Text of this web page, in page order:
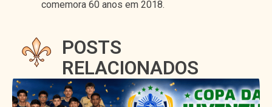
comemora 60 anos em 2018.
POSTS
RELACIONADOS